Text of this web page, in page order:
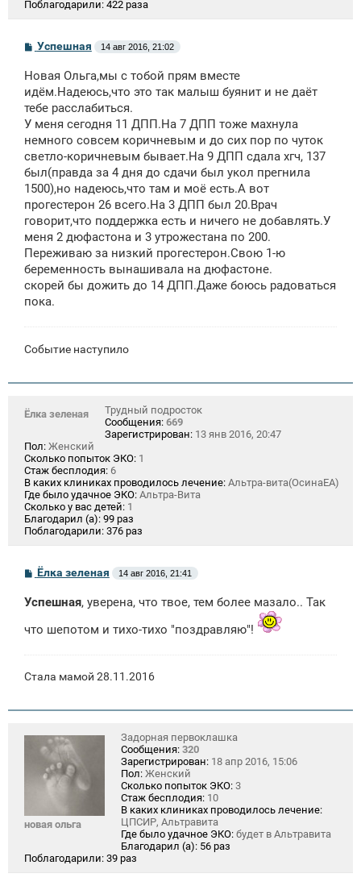
Поблагодарили: 422 раза
С
о
б
щ
е
н
и
Успешная 14 авг 2016, 21:02
Новая Ольга,мы с тобой прям вместе
идём.Надеюсь,что это так малыш буянит и не даёт
тебе расслабиться.
У меня сегодня 11 ДПП.На 7 ДПП тоже махнула
немного совсем коричневым и до сих пор по чуток
светло-коричневым бывает.На 9 ДПП сдала хгч, 137
был(правда за 4 дня до сдачи был укол прегнила
1500),но надеюсь,что там и моё есть.А вот
прогестерон 26 всего.На 3 ДПП был 20.Врач
говорит,что поддержка есть и ничего не добавлять.У
меня 2 дюфастона и 3 утрожестана по 200.
Переживаю за низкий прогестерон.Свою 1-ю
беременность вынашивала на дюфастоне.
скорей бы дожить до 14 ДПП.Даже боюсь радоваться
пока.
Событие наступило
Ёлка зеленая
Трудный подросток
Сообщения: 669
Зарегистрирован: 13 янв 2016, 20:47
Пол: Женский
Сколько попыток ЭКО: 1
Стаж бесплодия: 6
В каких клиниках проводилось лечение: Альтра-вита(ОсинаЕА)
Где было удачное ЭКО: Альтра-Вита
Сколько у вас детей: 1
Благодарил (а): 99 раз
Поблагодарили: 376 раз
С
о
б
е
Ёлка зеленая 14 авг 2016, 21:41
Успешная, уверена, что твое, тем более мазало.. Так
что шепотом и тихо-тихо "поздравляю"!
Стала мамой 28.11.2016
новая ольга
Задорная первоклашка
Сообщения: 320
Зарегистрирован: 18 апр 2016, 15:06
Пол: Женский
Сколько попыток ЭКО: 3
Стаж бесплодия: 10
В каких клиниках проводилось лечение:
ЦПСИР, Альтравита
Где было удачное ЭКО: будет в Альтравита
Благодарил (а): 56 раз
Поблагодарили: 39 раз